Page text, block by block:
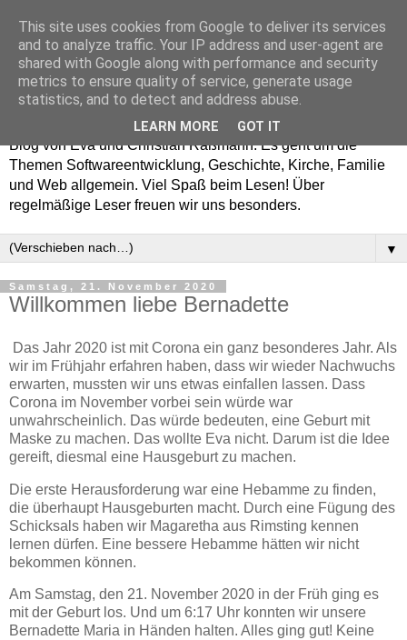
blog.rassware.de
Blog von Eva und Christian Raßmann. Es geht um die
Themen Softwareentwicklung, Geschichte, Kirche, Familie
und Web allgemein. Viel Spaß beim Lesen! Über
regelmäßige Leser freuen wir uns besonders.
▼
Samstag, 21. November 2020
Willkommen liebe Bernadette
Das Jahr 2020 ist mit Corona ein ganz besonderes Jahr. Als
wir im Frühjahr erfahren haben, dass wir wieder Nachwuchs
erwarten, mussten wir uns etwas einfallen lassen. Dass
Corona im November vorbei sein würde war
unwahrscheinlich. Das würde bedeuten, eine Geburt mit
Maske zu machen. Das wollte Eva nicht. Darum ist die Idee
gereift, diesmal eine Hausgeburt zu machen.
Die erste Herausforderung war eine Hebamme zu finden,
die überhaupt Hausgeburten macht. Durch eine Fügung des
Schicksals haben wir Magaretha aus Rimsting kennen
lernen dürfen. Eine bessere Hebamme hätten wir nicht
bekommen können.
Am Samstag, den 21. November 2020 in der Früh ging es
mit der Geburt los. Und um 6:17 Uhr konnten wir unsere
Bernadette Maria in Händen halten. Alles ging gut! Keine
This site uses cookies from Google to deliver its services
and to analyze traffic. Your IP address and user-agent are
shared with Google along with performance and security
metrics to ensure quality of service, generate usage
statistics, and to detect and address abuse.
LEARN MORE GOT IT